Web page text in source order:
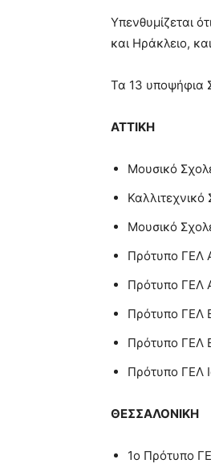
Υπενθυμίζεται
και Ηράκλειο,
Τα 13 υποψήφια
ΑΤΤΙΚΗ
Μουσικό
Καλλιτεχνικό
Μουσικό
Πρότυπο ΓΕΛ
Πρότυπο ΓΕΛ
Πρότυπο ΓΕΛ
Πρότυπο ΓΕΛ
Πρότυπο ΓΕΛ
ΘΕΣΣΑΛΟΝΙΚΗ
1ο Πρότυπο